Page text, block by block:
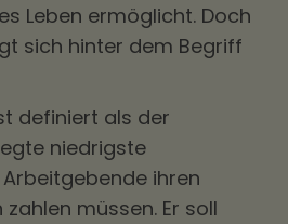
Leben ermöglicht. Doch
sich hinter dem Begriff
definiert als der
niedrigste
ihren
müssen. Er soll